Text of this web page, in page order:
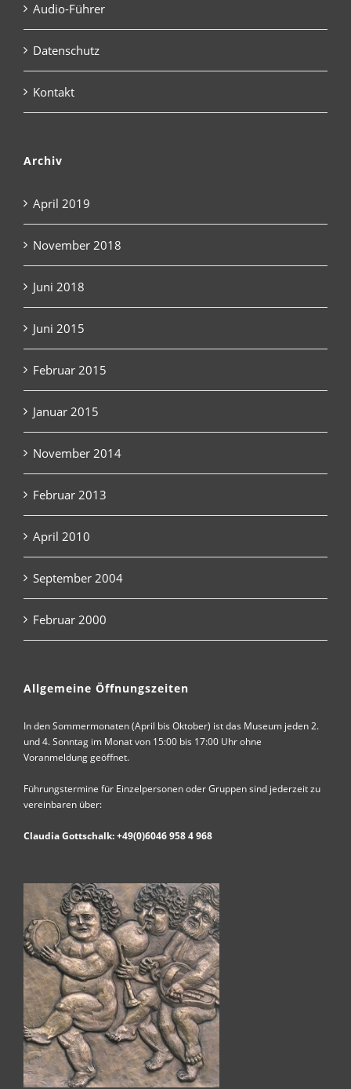
Audio-Führer
Datenschutz
Kontakt
Archiv
April 2019
November 2018
Juni 2018
Juni 2015
Februar 2015
Januar 2015
November 2014
Februar 2013
April 2010
September 2004
Februar 2000
Allgemeine Öffnungszeiten
In den Sommermonaten (April bis Oktober) ist das Museum jeden 2.
und 4. Sonntag im Monat von 15:00 bis 17:00 Uhr ohne
Voranmeldung geöffnet.
Führungstermine für Einzelpersonen oder Gruppen sind jederzeit zu
vereinbaren über:
Claudia Gottschalk: +49(0)6046 958 4 968